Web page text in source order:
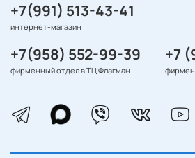
+7(991) 513-43-41
интернет-магазин
+7(958) 552-99-39
фирменный отдел в ТЦ Флагман
+7